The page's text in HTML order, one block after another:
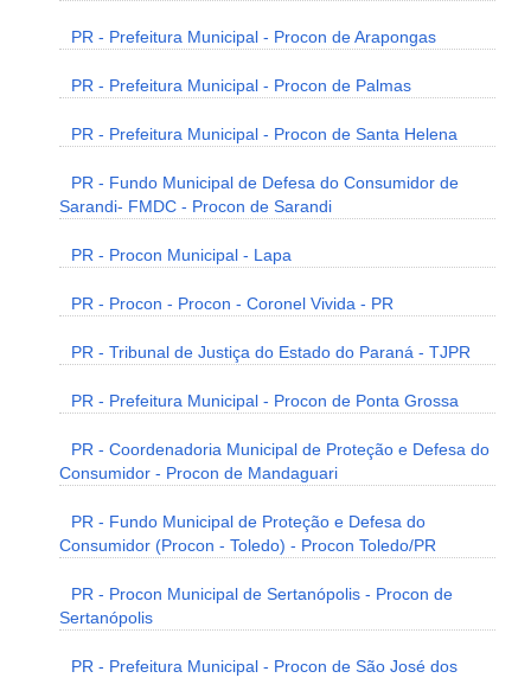
PR - Prefeitura Municipal - Procon de Arapongas
PR - Prefeitura Municipal - Procon de Palmas
PR - Prefeitura Municipal - Procon de Santa Helena
PR - Fundo Municipal de Defesa do Consumidor de
Sarandi- FMDC - Procon de Sarandi
PR - Procon Municipal - Lapa
PR - Procon - Procon - Coronel Vivida - PR
PR - Tribunal de Justiça do Estado do Paraná - TJPR
PR - Prefeitura Municipal - Procon de Ponta Grossa
PR - Coordenadoria Municipal de Proteção e Defesa do
Consumidor - Procon de Mandaguari
PR - Fundo Municipal de Proteção e Defesa do
Consumidor (Procon - Toledo) - Procon Toledo/PR
PR - Procon Municipal de Sertanópolis - Procon de
Sertanópolis
PR - Prefeitura Municipal - Procon de São José dos